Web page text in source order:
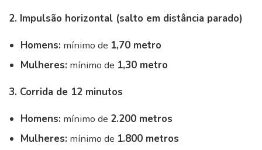
2. Impulsão horizontal (salto em distância parado)
Homens: mínimo de 1,70 metro
Mulheres: mínimo de 1,30 metro
3. Corrida de 12 minutos
Homens: mínimo de 2.200 metros
Mulheres: mínimo de 1.800 metros